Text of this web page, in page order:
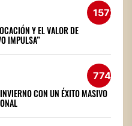
1572
Y EL VALOR DE
IMPULSA”
774
CON UN ÉXITO MASIVO